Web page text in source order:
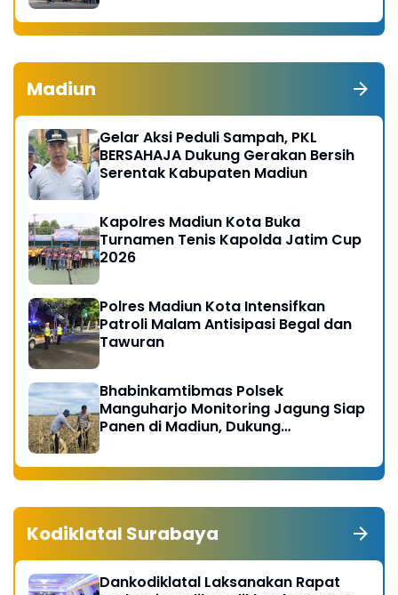
Madiun
Gelar Aksi Peduli Sampah, PKL
BERSAHAJA Dukung Gerakan Bersih
Serentak Kabupaten Madiun
Kapolres Madiun Kota Buka
Turnamen Tenis Kapolda Jatim Cup
2026
Polres Madiun Kota Intensifkan
Patroli Malam Antisipasi Begal dan
Tawuran
Bhabinkamtibmas Polsek
Manguharjo Monitoring Jagung Siap
Panen di Madiun, Dukung
Kodiklatal Surabaya
Dankodiklatal Laksanakan Rapat